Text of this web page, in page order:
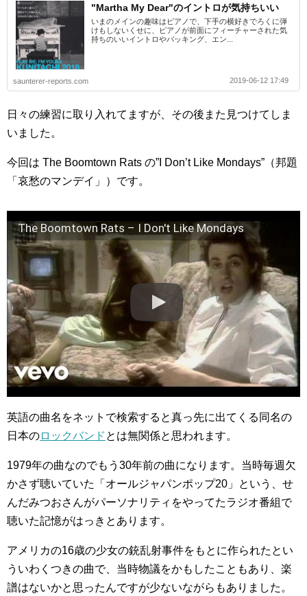
"Martha My Dear"のイントロが気持ちいい
いまのメインの趣味はピアノで、下手の横好きでろくに弾
けもしないくせに、ピアノが前面にフィーチャーされた気
持ちのいいイントロやバッキング、エン...
saunterer-reports.com 2019-06-12 17:49
日々の練習に取り入れてますが、その後また見つけてしま
いました。
今回は The Boomtown Rats の”I Don’t Like Mondays”（邦題
「哀愁のマンデイ」）です。
The Boomtown Rats – I Don't Like Mondays
英語の曲名をネットで検索すると真っ先に出てくる同名の
日本のロックバンド とは無関係と思われます。
1979年の曲なのでもう30年前の曲になります。当時毎週欠
かさず聴いていた「オールジャパンポップ20」という、せ
んだみつおさんがパーソナリティをやってたラジオ番組で
聴いた記憶がはっきとあります。
アメリカの16歳の少女の銃乱射事件をもとに作られたとい
ういわくつきの曲で、当時物議をかもしたこともあり、楽
譜はないかと思ったんですが少ないながらもありました。